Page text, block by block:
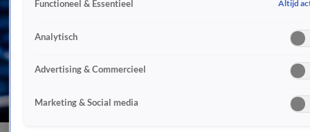
Functioneel & Essentieel Altijd
Analytisch
Advertising & Commercieel
Marketing & Social media